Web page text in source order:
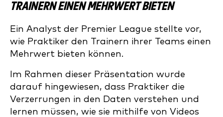
TRAINERN EINEN MEHRWERT BIETEN
Ein Analyst der Premier League stellte vor,
wie Praktiker den Trainern ihrer Teams einen
Mehrwert bieten können.
Im Rahmen dieser Präsentation wurde
darauf hingewiesen, dass Praktiker die
Verzerrungen in den Daten verstehen und
lernen müssen, wie sie mithilfe von Videos